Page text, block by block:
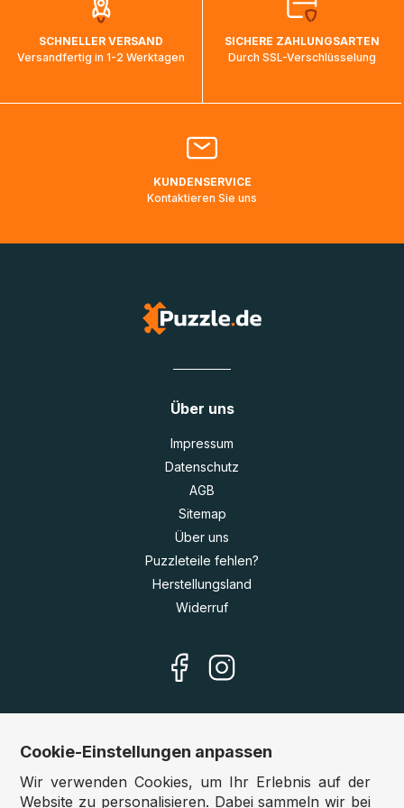
auf dem Weg ins Zielland sind. Die Sendungsverfolgung
ankommen und von der dortigen Zustellorganisation weiter
bearbeitet werden.
Bitte kontaktieren Sie denKundenservicefalls Ihr Paket
Lieferadressen in Deutschland oder Europa mehrere Tage
SCHNELLER VERSAND
Versandfertig in 1-2 Werktagen
SICHERE ZAHLUNGSARTEN
Durch SSL-Verschlüsselung
KUNDENSERVICE
Kontaktieren Sie uns
Über uns
Impressum
Datenschutz
AGB
Sitemap
Über uns
Puzzleteile fehlen?
Herstellungsland
Widerruf
Unsere Shops
Deutschland:www.puzzle.de
Cookie-Einstellungen anpassen
Wir verwenden Cookies, um Ihr Erlebnis auf der
Website zu personalisieren. Dabei sammeln wir bei